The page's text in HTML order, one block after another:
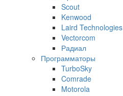
Scout
Kenwood
Laird Technologies
Vectorcom
Радиал
Программаторы
TurboSky
Comrade
Motorola